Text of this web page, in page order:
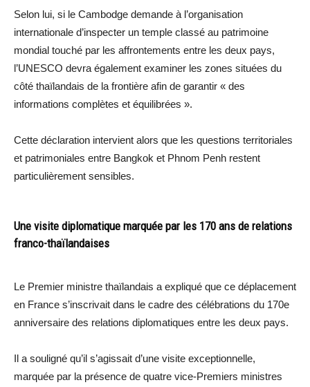
Selon lui, si le Cambodge demande à l’organisation
internationale d’inspecter un temple classé au patrimoine
mondial touché par les affrontements entre les deux pays,
l’UNESCO devra également examiner les zones situées du
côté thaïlandais de la frontière afin de garantir « des
informations complètes et équilibrées ».
Cette déclaration intervient alors que les questions territoriales
et patrimoniales entre Bangkok et Phnom Penh restent
particulièrement sensibles.
Une visite diplomatique marquée par les 170 ans de relations
franco-thaïlandaises
Le Premier ministre thaïlandais a expliqué que ce déplacement
en France s’inscrivait dans le cadre des célébrations du 170e
anniversaire des relations diplomatiques entre les deux pays.
Il a souligné qu’il s’agissait d’une visite exceptionnelle,
marquée par la présence de quatre vice-Premiers ministres